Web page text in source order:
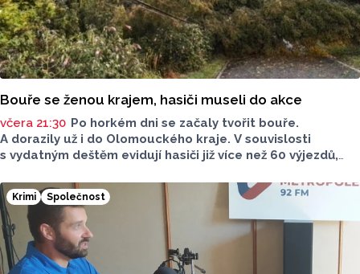
Bouře se ženou krajem, hasiči museli do akce
včera 21:30 Po horkém dni se začaly tvořit bouře.
A dorazily už i do Olomouckého kraje. V souvislosti
s vydatným deštěm evidují hasiči již více než 60 výjezdů,
Olomouckého kraje o tom informoval na sociálních sítích.
Krimi Společnost